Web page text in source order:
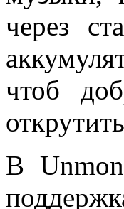
через
чтоб
В